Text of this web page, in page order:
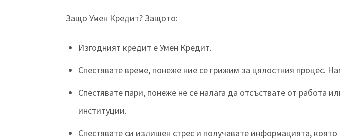
Защо Умен Кредит? Защото:
Изгодният кредит е Умен Кредит.
Спестявате време, понеже ние се грижим за цялостния процес.
Спестявате пари, понеже не се налага да отсъствате от работа
институции.
Спестявате си излишен стрес и получавате информацията,